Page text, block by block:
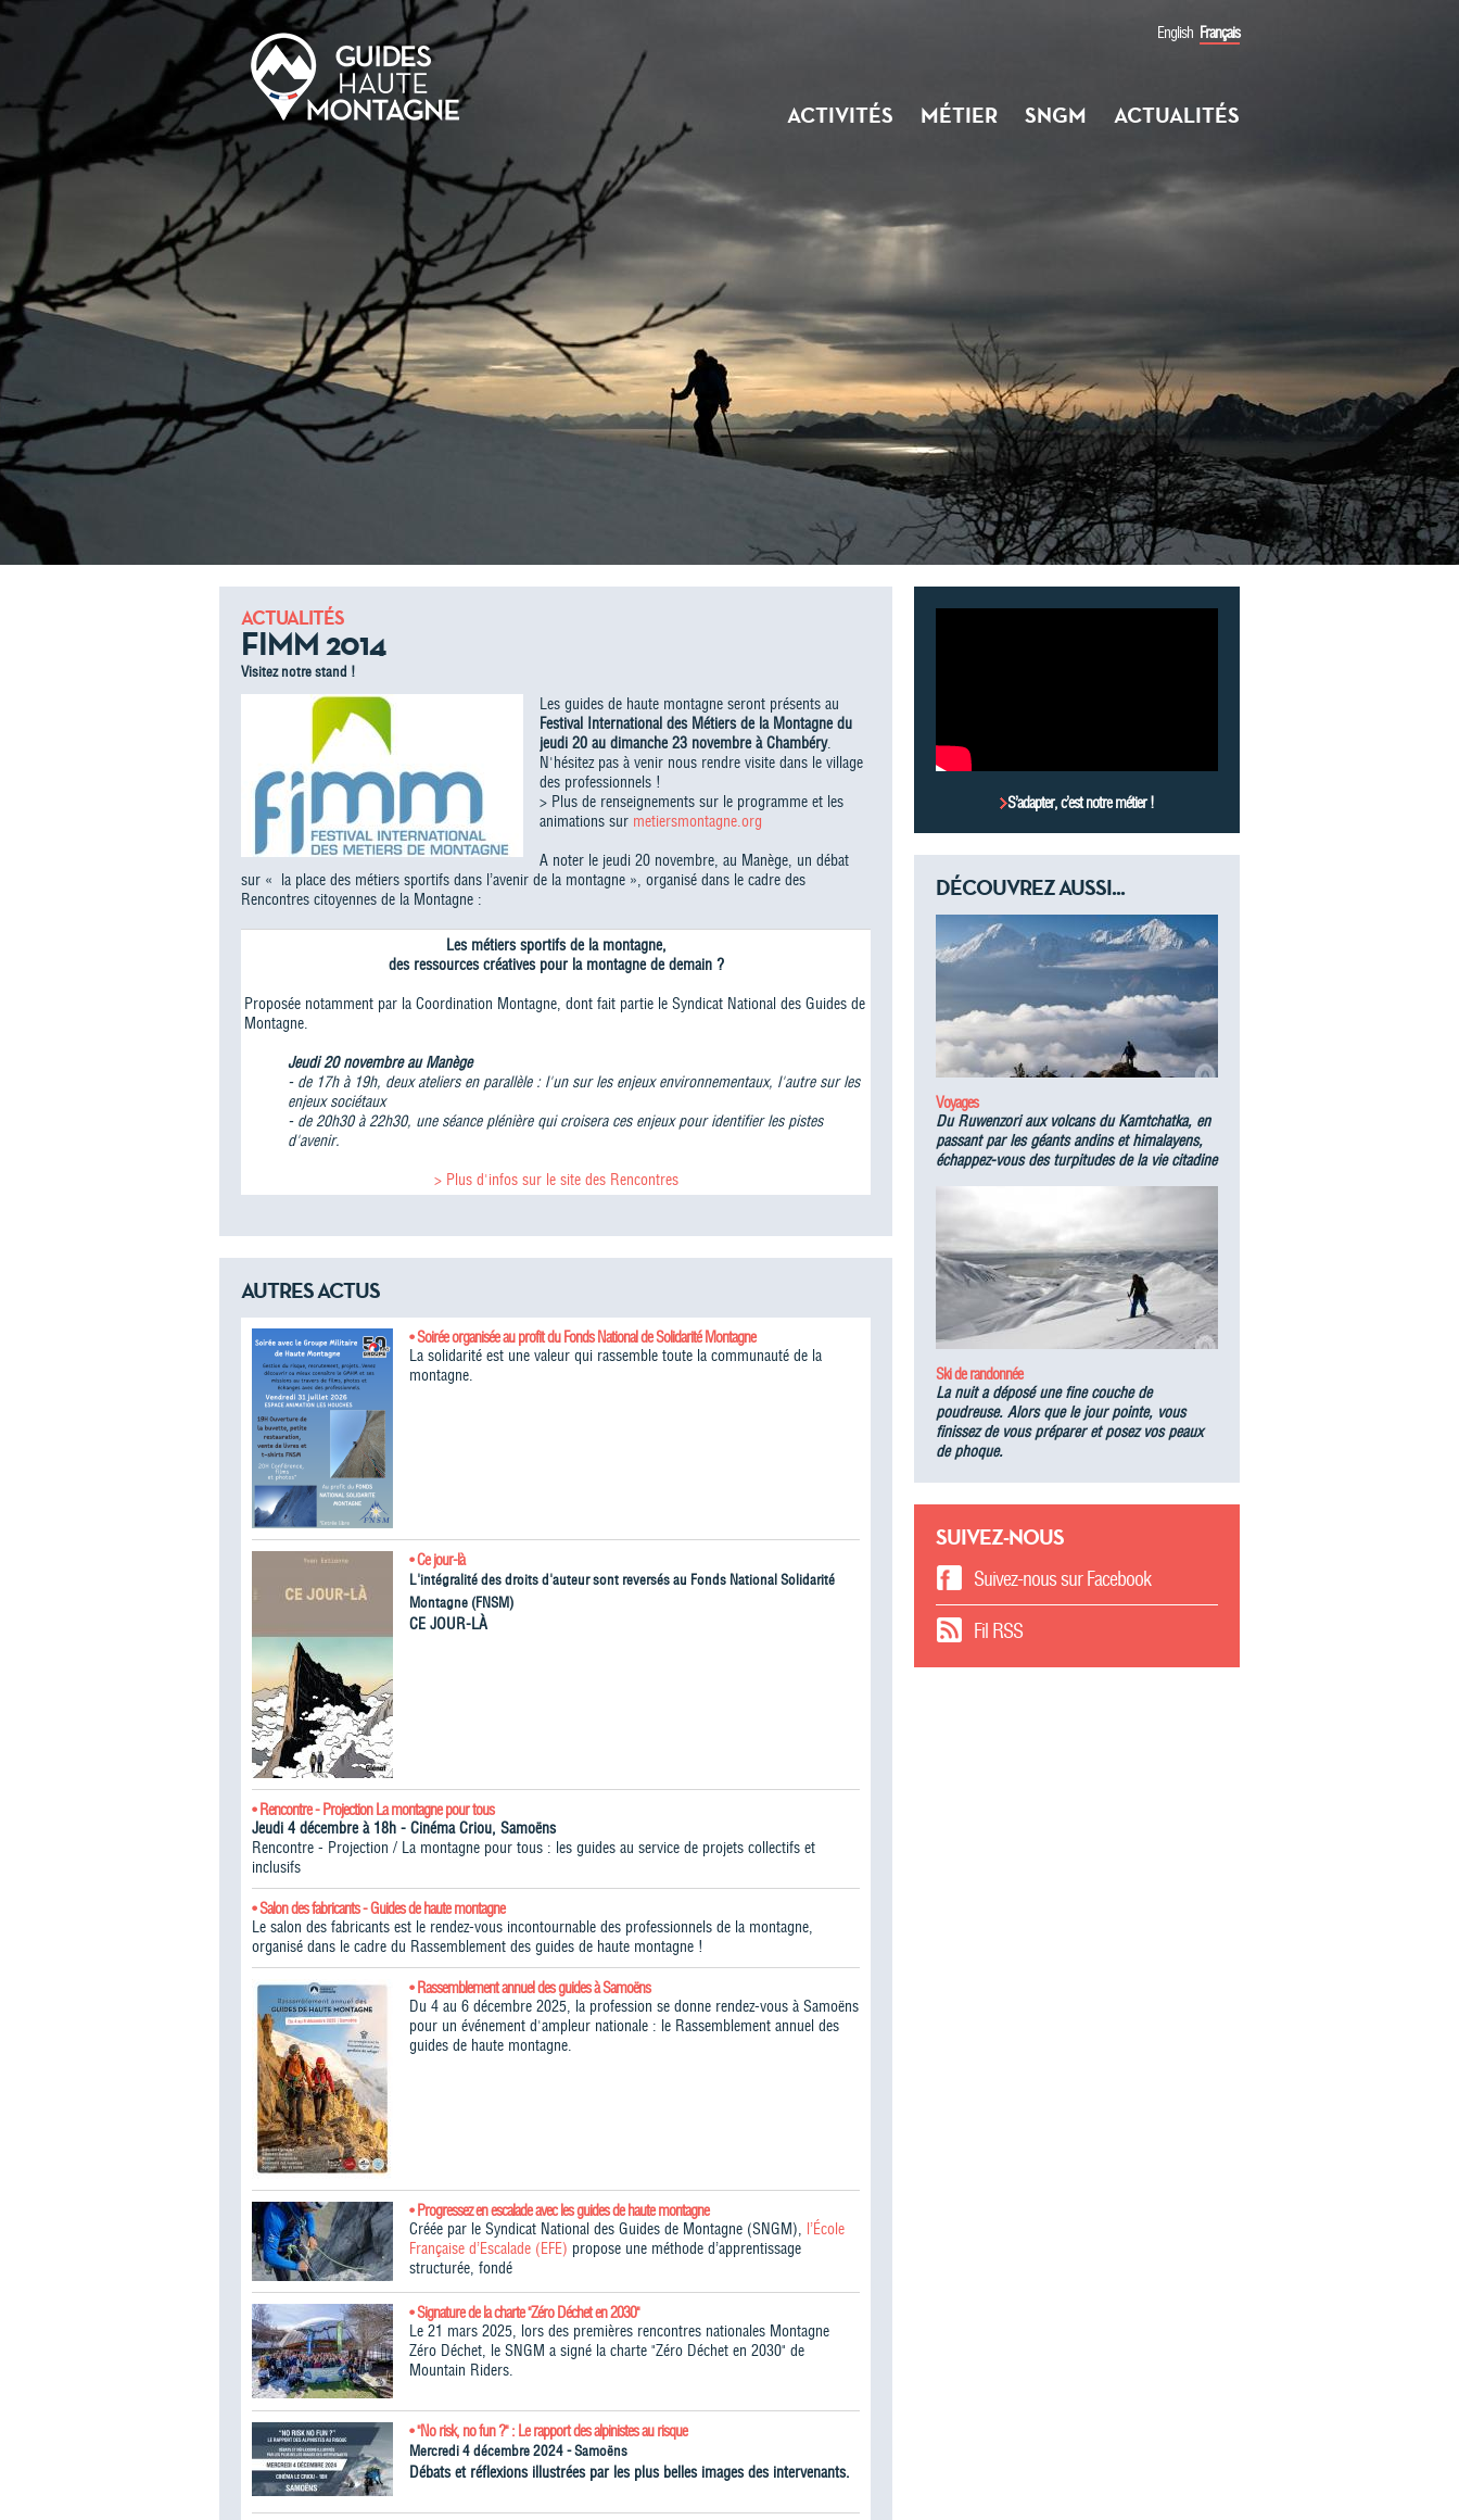
Aller au contenu principal
English Français
ACTIVITÉS MÉTIER SNGM ACTUALITÉS
ACTUALITÉS
FIMM 2014
Visitez notre stand !
Les guides de haute montagne seront présents au
Festival International des Métiers de la Montagne du
jeudi 20 au dimanche 23 novembre à Chambéry.
N'hésitez pas à venir nous rendre visite dans le village
des professionnels !
> Plus de renseignements sur le programme et les
animations sur metiersmontagne.org
A noter le jeudi 20 novembre, au Manège, un débat
sur « la place des métiers sportifs dans l’avenir de la montagne », organisé dans le cadre des
Rencontres citoyennes de la Montagne :
Les métiers sportifs de la montagne,
des ressources créatives pour la montagne de demain ?
Proposée notamment par la Coordination Montagne, dont fait partie le Syndicat National des Guides de
Montagne.
Jeudi 20 novembre au Manège
- de 17h à 19h, deux ateliers en parallèle : l'un sur les enjeux environnementaux, l'autre sur les
enjeux sociétaux
- de 20h30 à 22h30, une séance plénière qui croisera ces enjeux pour identifier les pistes
d'avenir.
> Plus d'infos sur le site des Rencontres
AUTRES ACTUS
• Soirée organisée au profit du Fonds National de Solidarité Montagne
La solidarité est une valeur qui rassemble toute la communauté de la
montagne.
• Ce jour-là
L'intégralité des droits d'auteur sont reversés au Fonds National Solidarité
Montagne (FNSM)
CE JOUR-LÀ
• Rencontre - Projection La montagne pour tous
Jeudi 4 décembre à 18h - Cinéma Criou, Samoëns
Rencontre - Projection / La montagne pour tous : les guides au service de projets collectifs et
inclusifs
• Salon des fabricants - Guides de haute montagne
Le salon des fabricants est le rendez-vous incontournable des professionnels de la montagne,
organisé dans le cadre du Rassemblement des guides de haute montagne !​
• Rassemblement annuel des guides à Samoëns
Du 4 au 6 décembre 2025, la profession se donne rendez-vous à Samoëns
pour un événement d'ampleur nationale : le Rassemblement annuel des
guides de haute montagne.
• Progressez en escalade avec les guides de haute montagne
Créée par le Syndicat National des Guides de Montagne (SNGM), l’École
Française d’Escalade (EFE) propose une méthode d’apprentissage
structurée, fondé
• Signature de la charte "Zéro Déchet en 2030"
Le 21 mars 2025, lors des premières rencontres nationales Montagne
Zéro Déchet, le SNGM a signé la charte "Zéro Déchet en 2030" de
Mountain Riders.
• "No risk, no fun ?" : Le rapport des alpinistes au risque
Mercredi 4 décembre 2024 - Samoëns
Débats et réflexions illustrées par les plus belles images des intervenants.
S’adapter, c’est notre métier !
DÉCOUVREZ AUSSI...
Voyages
Du Ruwenzori aux volcans du Kamtchatka, en
passant par les géants andins et himalayens,
échappez-vous des turpitudes de la vie citadine
Ski de randonnée
La nuit a déposé une fine couche de
poudreuse. Alors que le jour pointe, vous
finissez de vous préparer et posez vos peaux
de phoque.
SUIVEZ-NOUS
Suivez-nous sur Facebook
Fil RSS